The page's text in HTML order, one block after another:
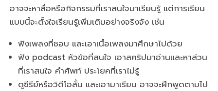
อาจจะหาสื่อหรือกิจกรรมที่เราสนใจมาเรียนรู้ แต่การเรียน
แบบนี้จะตั้งใจเรียนรู้เพิ่มเติมอย่างจริงจัง เช่น
ฟังเพลงที่ชอบ และเอาเนื้อเพลงมาศึกษาไปด้วย
ฟัง podcast หัวข้อที่สนใจ เอาสคริปมาอ่านและหาส่วน
ที่เราสนใจ คำศัพท์ ประโยคที่เราไม่รู้
ดูซีรีย์หรือวิดีโอสั้น และเอามาเรียน อาจจะฝึกพูดตามไป